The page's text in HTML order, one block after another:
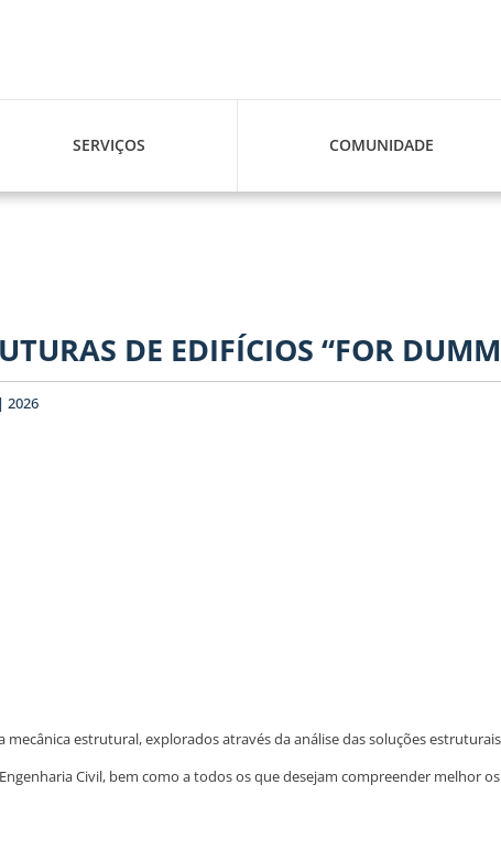
SERVIÇOS COMUNIDADE
DE EDIFÍCIOS “FOR
2026
estrutural, explorados através da análise das soluções
Civil, bem como a todos os que desejam compreender melhor